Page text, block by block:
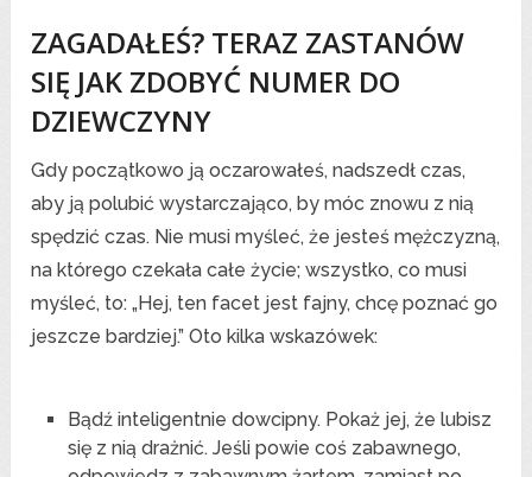
ZAGADAŁEŚ? TERAZ ZASTANÓW
SIĘ JAK ZDOBYĆ NUMER DO
DZIEWCZYNY
Gdy początkowo ją oczarowałeś, nadszedł czas,
aby ją polubić wystarczająco, by móc znowu z nią
spędzić czas. Nie musi myśleć, że jesteś mężczyzną,
na którego czekała całe życie; wszystko, co musi
myśleć, to: „Hej, ten facet jest fajny, chcę poznać go
jeszcze bardziej.” Oto kilka wskazówek:
Bądź inteligentnie dowcipny. Pokaż jej, że lubisz
się z nią drażnić. Jeśli powie coś zabawnego,